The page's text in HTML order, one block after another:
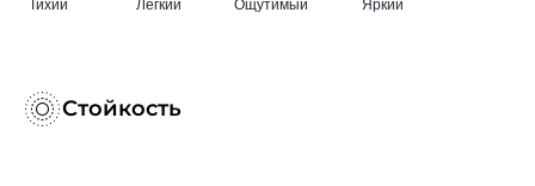
Стойкость